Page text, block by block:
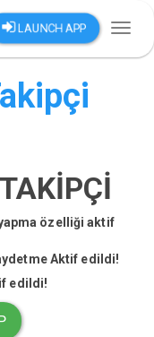
LAUNCH APP
TAKİPÇİ
özelliği aktif
Aktif edildi!
edildi!